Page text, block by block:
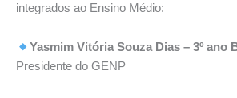
integrados ao Ensino Médio:
Yasmim Vitória Souza Dias – 3º ano
Presidente do GENP